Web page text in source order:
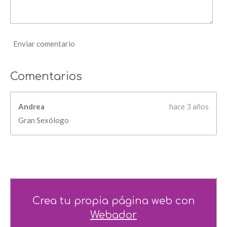
s
Enviar comentario
Comentarios
Andrea
hace 3 años
Gran Sexólogo
Crea tu propia página web con
Webador